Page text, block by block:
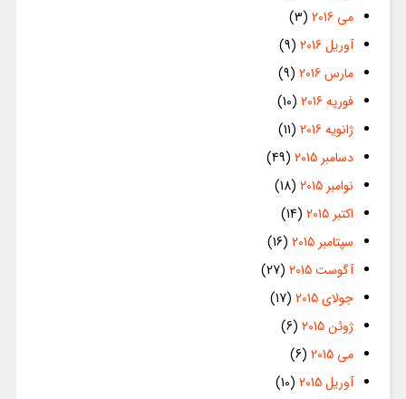
می 2016
(3)
آوریل 2016
(9)
مارس 2016
(9)
فوریه 2016
(10)
ژانویه 2016
(11)
دسامبر 2015
(49)
نوامبر 2015
(18)
اکتبر 2015
(14)
سپتامبر 2015
(16)
آگوست 2015
(27)
جولای 2015
(17)
ژوئن 2015
(6)
می 2015
(6)
آوریل 2015
(10)